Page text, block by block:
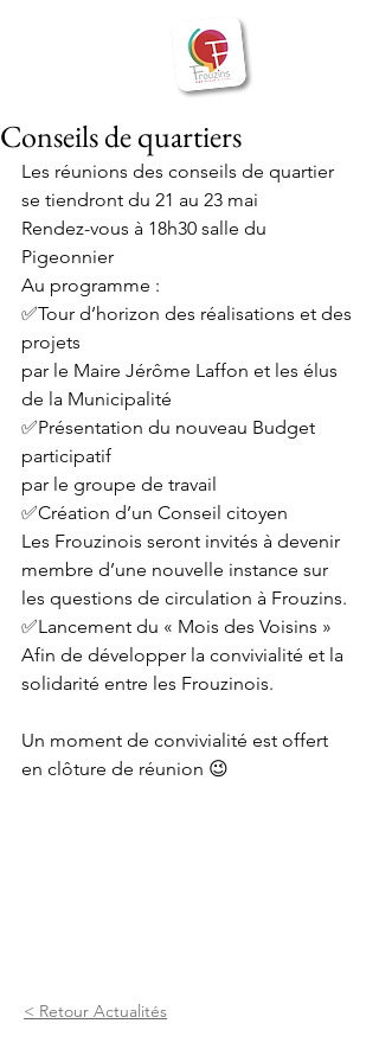
Conseils de quartiers
Les réunions des conseils de quartier
se tiendront du 21 au 23 mai
Rendez-vous à 18h30 salle du
Pigeonnier
Au programme :
✅Tour d’horizon des réalisations et des
projets
par le Maire Jérôme Laffon et les élus
de la Municipalité
✅Présentation du nouveau Budget
participatif
par le groupe de travail
✅Création d’un Conseil citoyen
Les Frouzinois seront invités à devenir
membre d’une nouvelle instance sur
les questions de circulation à Frouzins.
✅Lancement du « Mois des Voisins »
Afin de développer la convivialité et la
solidarité entre les Frouzinois.
Un moment de convivialité est offert
en clôture de réunion 😉
< Retour Actualités